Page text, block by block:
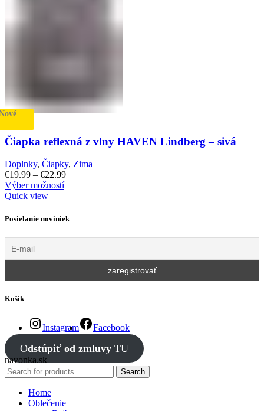
Čiapka reflexná z vlny HAVEN Lindberg – sivá
Doplnky, Čiapky, Zima
€19.99 – €22.99
Výber možností
Quick view
Posielanie noviniek
Košík
Instagram Facebook
Odstúpiť od zmluvy TU
navonka.sk
Search
Home
Oblečenie